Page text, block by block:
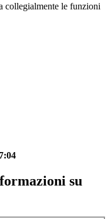
collegialmente le funzioni
su